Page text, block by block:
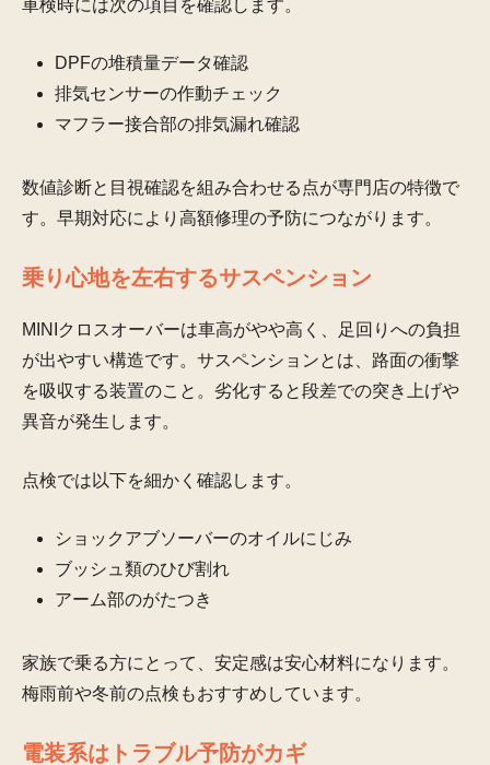
車検時には次の項目を確認します。
DPFの堆積量データ確認
排気センサーの作動チェック
マフラー接合部の排気漏れ確認
数値診断と目視確認を組み合わせる点が専門店の特徴で
す。早期対応により高額修理の予防につながります。
乗り心地を左右するサスペンション
MINIクロスオーバーは車高がやや高く、足回りへの負担
が出やすい構造です。サスペンションとは、路面の衝撃
を吸収する装置のこと。劣化すると段差での突き上げや
異音が発生します。
点検では以下を細かく確認します。
ショックアブソーバーのオイルにじみ
ブッシュ類のひび割れ
アーム部のがたつき
家族で乗る方にとって、安定感は安心材料になります。
梅雨前や冬前の点検もおすすめしています。
電装系はトラブル予防がカギ